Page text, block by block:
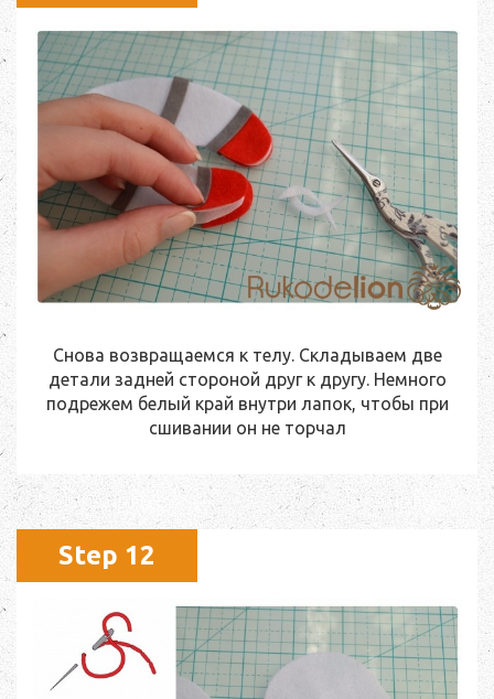
Снова возвращаемся к телу. Складываем две
детали задней стороной друг к другу. Немного
подрежем белый край внутри лапок, чтобы при
сшивании он не торчал
Step 12